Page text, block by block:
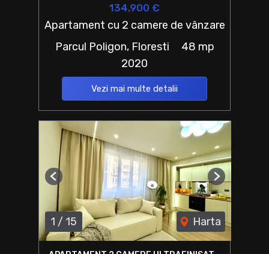
134,900 €
Apartament cu 2 camere de vânzare
Parcul Poligon, Floresti
48 mp
2020
Vezi mai multe detalii
1 / 15 Harta
Previous Next